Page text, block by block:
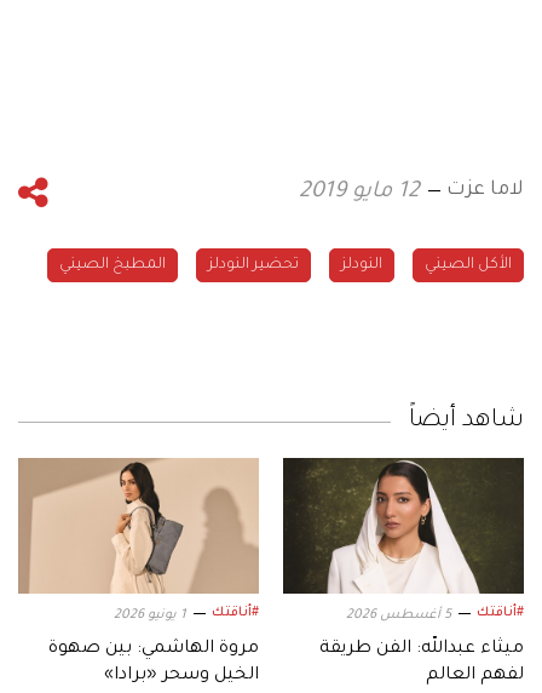
لاما عزت 12 مايو 2019
الأكل الصيني النودلز تحضير النودلز المطبخ الصيني
شاهد أيضاً
#أناقتك 5 أغسطس 2026
ميثاء عبدالله: الفن طريقة
لفهم العالم
#أناقتك 1 يونيو 2026
مروة الهاشمي: بين صهوة
الخيل وسحر «برادا»